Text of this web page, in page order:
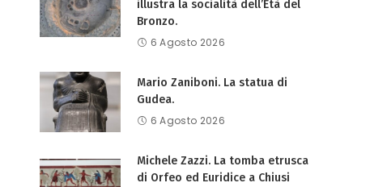
illustra la socialità dell’Età del
Bronzo.
6 Agosto 2026
Mario Zaniboni. La statua di
Gudea.
6 Agosto 2026
Michele Zazzi. La tomba etrusca
di Orfeo ed Euridice a Chiusi